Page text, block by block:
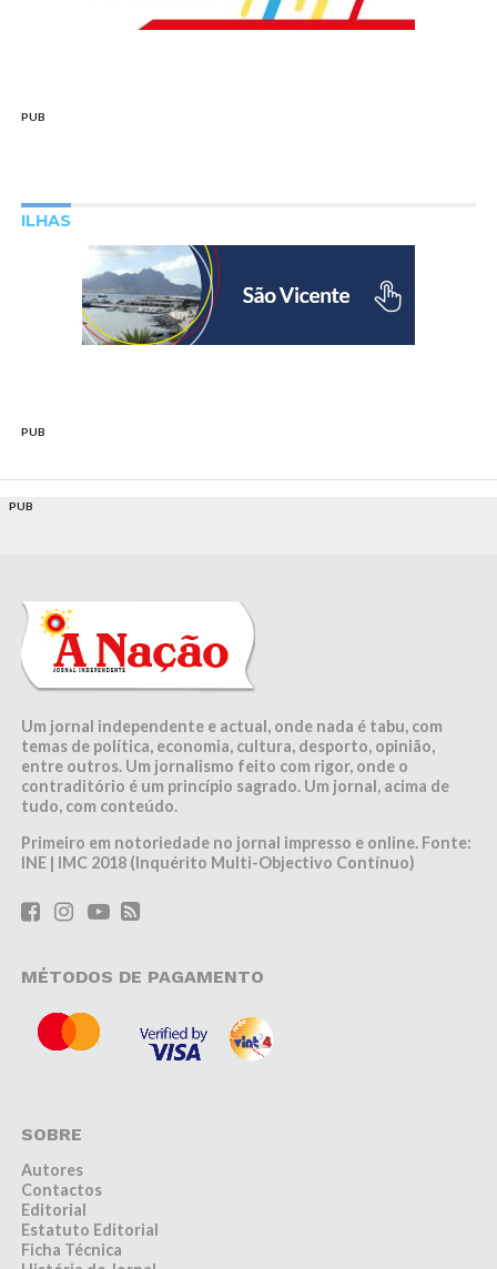
PUB
ILHAS
PUB
PUB
Um jornal independente e actual, onde nada é tabu, com
temas de política, economia, cultura, desporto, opinião,
entre outros. Um jornalismo feito com rigor, onde o
contraditório é um princípio sagrado. Um jornal, acima de
tudo, com conteúdo.
Primeiro em notoriedade no jornal impresso e online. Fonte:
INE | IMC 2018 (Inquérito Multi-Objectivo Contínuo)
MÉTODOS DE PAGAMENTO
SOBRE
Autores
Contactos
Editorial
Estatuto Editorial
Ficha Técnica